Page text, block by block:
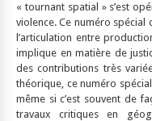
« tournant spatial » s’est
violence. Ce numéro
l’articulation entre
implique en matière de
des contributions très
théorique, ce numéro
même si c’est souvent de
travaux critiques en